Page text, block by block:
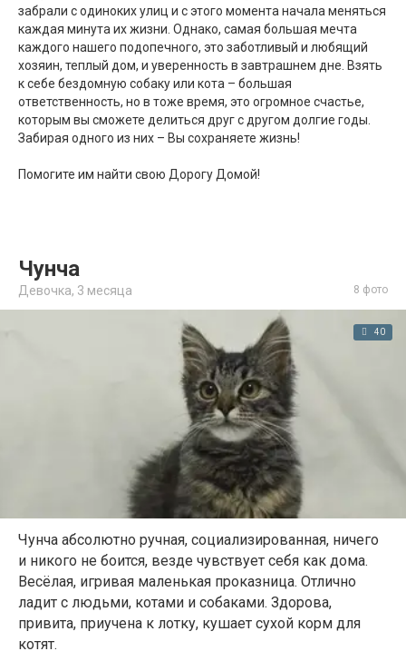
забрали с одиноких улиц и с этого момента начала меняться
каждая минута их жизни. Однако, самая большая мечта
каждого нашего подопечного, это заботливый и любящий
хозяин, теплый дом, и уверенность в завтрашнем дне. Взять
к себе бездомную собаку или кота – большая
ответственность, но в тоже время, это огромное счастье,
которым вы сможете делиться друг с другом долгие годы.
Забирая одного из них – Вы сохраняете жизнь!
Помогите им найти свою Дорогу Домой!
Чунча
Девочка, 3 месяца 8 фото
40
Чунча абсолютно ручная, социализированная, ничего
и никого не боится, везде чувствует себя как дома.
Весёлая, игривая маленькая проказница. Отлично
ладит с людьми, котами и собаками. Здорова,
привита, приучена к лотку, кушает сухой корм для
котят.